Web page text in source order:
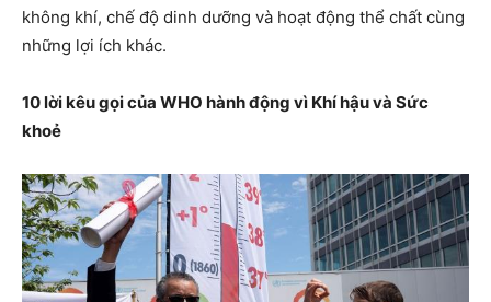
không khí, chế độ dinh dưỡng và hoạt động thể chất cùng
những lợi ích khác.
10 lời kêu gọi của WHO hành động vì Khí hậu và Sức
khoẻ